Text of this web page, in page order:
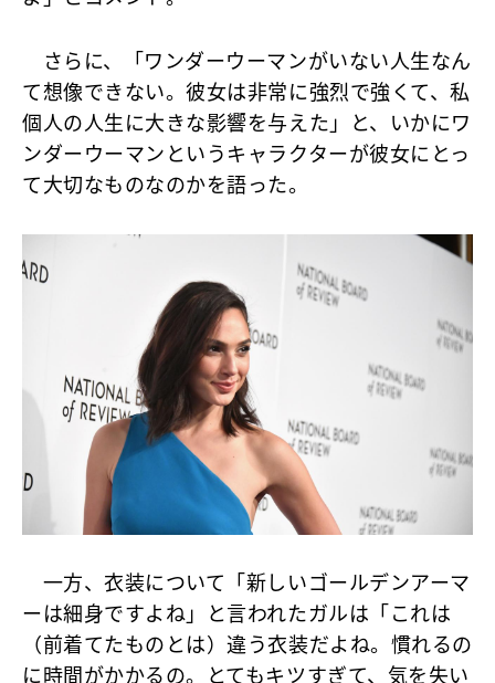
さらに、「ワンダーウーマンがいない人生なん
て想像できない。彼女は非常に強烈で強くて、私
個人の人生に大きな影響を与えた」と、いかにワ
ンダーウーマンというキャラクターが彼女にとっ
て大切なものなのかを語った。
一方、衣装について「新しいゴールデンアーマ
ーは細身ですよね」と言われたガルは「これは
（前着てたものとは）違う衣装だよね。慣れるの
に時間がかかるの。とてもキツすぎて、気を失い